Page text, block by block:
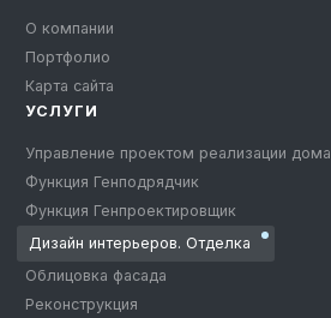
О компании
Портфолио
Карта сайта
УСЛУГИ
Управление проектом реализации дома
Функция Генподрядчик
Функция Генпроектировщик
Дизайн интерьеров. Отделка
Облицовка фасада
Реконструкция